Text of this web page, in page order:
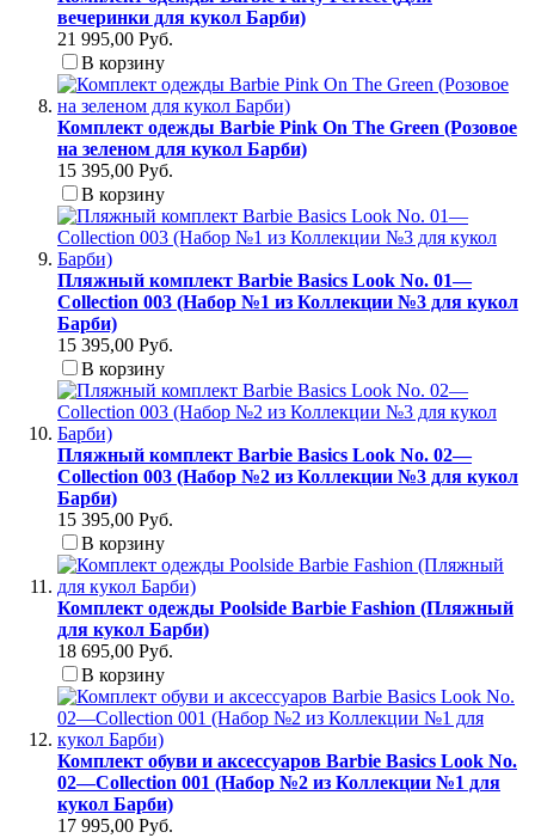
вечеринки для кукол Барби)
21 995,00 Руб.
В корзину
Комплект одежды Barbie Pink On The Green (Розовое
на зеленом для кукол Барби)
15 395,00 Руб.
В корзину
Пляжный комплект Barbie Basics Look No. 01—
Collection 003 (Набор №1 из Коллекции №3 для кукол
Барби)
15 395,00 Руб.
В корзину
Пляжный комплект Barbie Basics Look No. 02—
Collection 003 (Набор №2 из Коллекции №3 для кукол
Барби)
15 395,00 Руб.
В корзину
Комплект одежды Poolside Barbie Fashion (Пляжный
для кукол Барби)
18 695,00 Руб.
В корзину
Комплект обуви и аксессуаров Barbie Basics Look No.
02—Collection 001 (Набор №2 из Коллекции №1 для
кукол Барби)
17 995,00 Руб.